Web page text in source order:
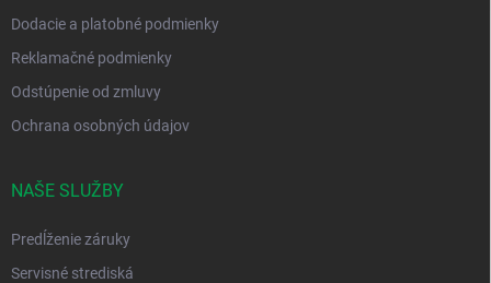
Dodacie a platobné podmienky
Reklamačné podmienky
Odstúpenie od zmluvy
Ochrana osobných údajov
NAŠE SLUŽBY
Predĺženie záruky
Servisné strediská